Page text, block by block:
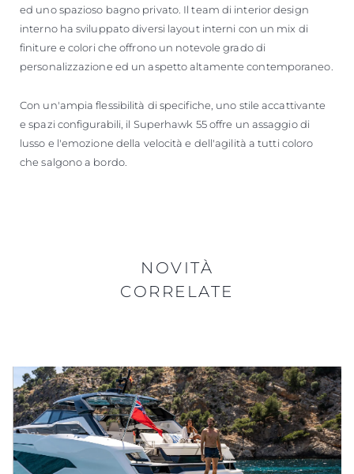
ed uno spazioso bagno privato. Il team di interior design
interno ha sviluppato diversi layout interni con un mix di
finiture e colori che offrono un notevole grado di
personalizzazione ed un aspetto altamente contemporaneo.
Con un'ampia flessibilità di specifiche, uno stile accattivante
e spazi configurabili, il Superhawk 55 offre un assaggio di
lusso e l'emozione della velocità e dell'agilità a tutti coloro
che salgono a bordo.
NOVITÀ
CORRELATE